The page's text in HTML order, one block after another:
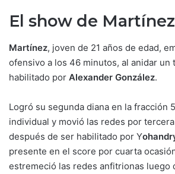
El show de Martínez
Martínez, joven de 21 años de edad,
ofensivo a los 46 minutos, al anidar un
habilitado por Alexander González.
Logró su segunda diana en la fracción
individual y movió las redes por tercera
después de ser habilitado por Y
presente en el score por cuarta
estremeció las redes anfitrionas luego